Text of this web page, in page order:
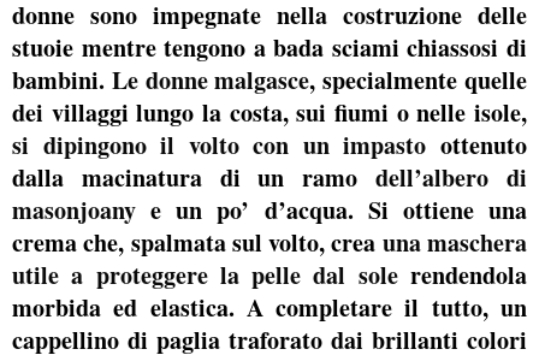
donne sono impegnate nella costruzione delle
stuoie mentre tengono a bada sciami chiassosi di
bambini. Le donne malgasce, specialmente quelle
dei villaggi lungo la costa, sui fiumi o nelle isole,
si dipingono il volto con un impasto ottenuto
dalla macinatura di un ramodell’albero di
masonjoany e un po’ d’acqua. Si ottiene una
crema che, spalmata sul volto, crea una maschera
utile a proteggere la pelle dal solerendendola
morbida ed elastica. A completare il tutto, un
cappellino di paglia traforato dai brillanti colori